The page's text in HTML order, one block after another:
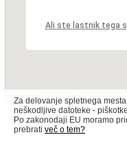
Ali ste lastnik tega
Za delovanje spletnega
neškodljive datoteke -
Po zakonodaji EU moramo
prebrati več o tem?